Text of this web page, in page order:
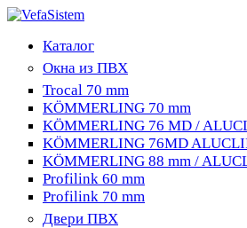
Каталог
Окна из ПВХ
Trocal 70 mm
KÖMMERLING 70 mm
KÖMMERLING 76 MD /
KÖMMERLING 76MD
KÖMMERLING 88 mm /
Profilink 60 mm
Profilink 70 mm
Двери ПВХ